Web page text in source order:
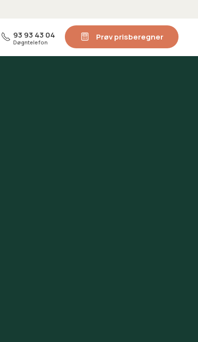
93 93 43 04
Døgntelefon
Prøv prisberegner